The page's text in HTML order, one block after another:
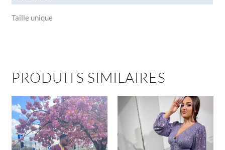
Taille unique
PRODUITS SIMILAIRES
Ce
produit
a
plusieurs
variations.
Ce
produit
a